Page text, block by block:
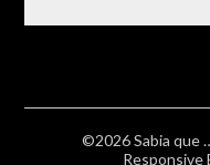
©2026 Sabia que
Responsive